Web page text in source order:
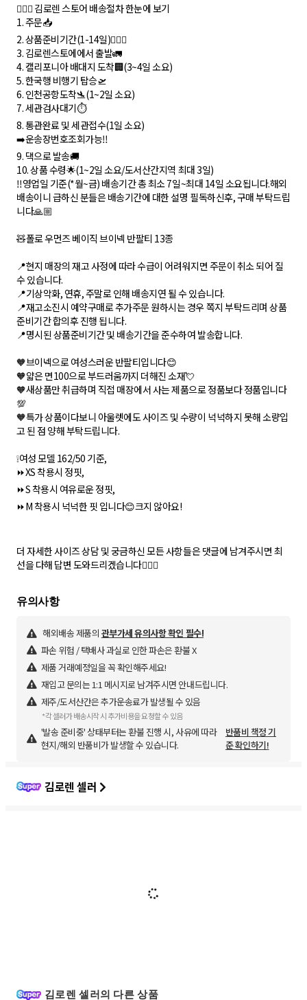
💁🏻‍♀️ 김로렌 스토어 배송절차 한눈에 보기
1. 주문📥
2. 상품준비기간(1-14일)🏃🏻‍♀️
3. 김로렌스토에에서 출발🚛
4. 캘리포니아 배대지 도착🏢(3~4일 소요)
5. 한국행 비행기 탑승🛫
6. 인천공항도착🛬(1~2일 소요)
7. 세관검사대기⏱
8. 통관완료 및 세관접수(1일 소요)
➡️운송장번호조회가능‼️
9. 댁으로 발송🚚
10. 상품 수령🌟(1~2일 소요/도서산간지역 최대 3일)
‼️영업일 기준(*월~금) 배송기간 총 최소 7일~최대 14일 소요됩니다.해외
배송이니 급하신 분들은 배송기간에 대한 설명 필독하신후, 구매 부탁드립
니다🙏🏼
🧸폴로 우먼즈 베이직 브이넥 반팔티 13종
📍현지 매장의 재고 사정에 따라 수급이 어려워지면 주문이 취소 되어 질
수 있습니다.
📍기상악화, 연휴, 주말로 인해 배송지연 될 수 있습니다.
📍재고소진시 예약구매로 추가주문 원하시는 경우 쪽지 부탁드리며 상품
준비기간 합의후 진행 됩니다.
📍명시된 상품준비기간 및 배송기간을 준수하여 발송합니다.
🧡브이넥으로 여성스러운 반팔티입니다😊
🧡얇은 면100으로 부드러움까지 더해진 소재💘
🧡새상품만 취급하며 직접 매장에서 사는 제품으로 정품보다 정품입니다
💯
🧡특가 상품이다보니 아울렛에도 사이즈 및 수량이 넉넉하지 못해 소량입
고 된 점 양해 부탁드립니다.
❕여성 모델 162/50 기준,
⏩XS 착용시 정핏,
⏩S 착용시 여유로운 정핏,
⏩M 착용시 넉넉한 핏 입니다😊크지 않아요!
더 자세한 사이즈 상담 및 궁금하신 모든 사항들은 댓글에 남겨주시면 최
선을 다해 답변 도와드리겠습니다🙇🏻‍♀️
유의사항
해외배송 제품의 관부가세 유의사항 확인 필수!
파손 위험 / 택배사 과실로 인한 파손은 환불 X
제품 거래예정일을 꼭 확인해주세요!
재입고 문의는 1:1 메시지로 남겨주시면 안내드립니다.
제주/도서산간은 추가운송료가 발생될 수 있음
*각 셀러가 배송시작 시 추가비용을 요청할 수 있음
'발송 준비중' 상태부터는 환불 진행 시, 사유에 따라
현지/해외 반품비가 발생할 수 있습니다.
반품비 책정 기
준 확인하기!
김로렌 셀러
김로렌 셀러의 다른 상품